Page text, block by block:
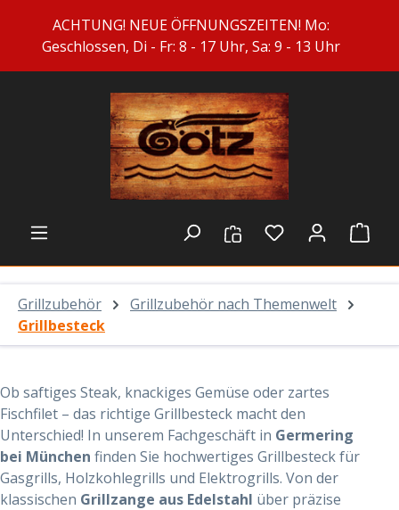
Zum Hauptinhalt springen
ACHTUNG! NEUE ÖFFNUNGSZEITEN! Mo:
Geschlossen, Di - Fr: 8 - 17 Uhr, Sa: 9 - 13 Uhr
Du hast 0
Grillzubehör
Grillzubehör nach Themenwelt
Grillbesteck
Ob saftiges Steak, knackiges Gemüse oder zartes
Fischfilet – das richtige Grillbesteck macht den
Unterschied! In unserem Fachgeschäft in Germering
bei München finden Sie hochwertiges Grillbesteck für
Gasgrills, Holzkohlegrills und Elektrogrills. Von der
klassischen Grillzange aus Edelstahl über präzise